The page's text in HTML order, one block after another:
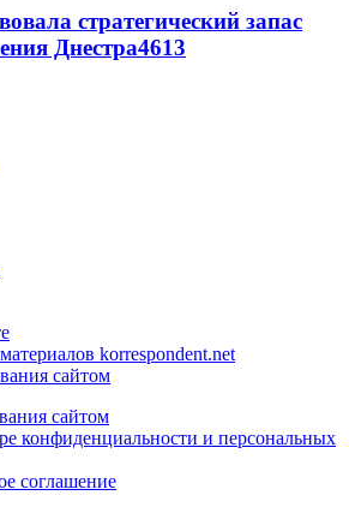
стратегический запас
Днестра4613
korrespondent.net
сайтом
сайтом
конфиденциальности и персональных
соглашение